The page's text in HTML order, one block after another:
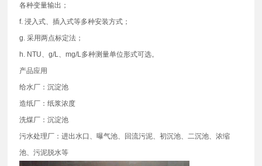
各种变量输出；
f. 浸入式、插入式等多种安装方式；
g. 采用两点标定法；
h. NTU、g/L、mg/L多种测量单位形式可选。
产品应用
给水厂：沉淀池
造纸厂：纸浆浓度
洗煤厂：沉淀池
污水处理厂：进出水口、曝气池、回流污泥、初沉池、二沉池、浓缩
池、污泥脱水等